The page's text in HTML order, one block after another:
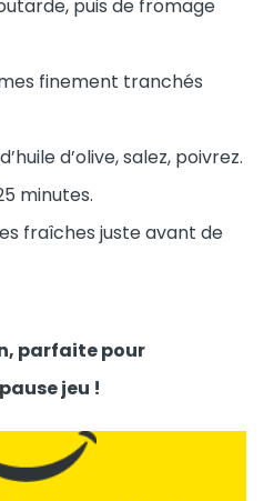
puis de fromage
finement tranchés
d’olive, salez, poivrez.
minutes.
fraîches juste avant de
parfaite pour
jeu !